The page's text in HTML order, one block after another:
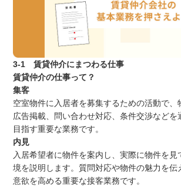
3-1 賃貸仲介にまつわる仕事
賃貸仲介の仕事って？
集客
空室物件に入居者を募集するための活動で、
広告掲載、問い合わせ対応、条件交渉などを
目指す重要な業務です。
内見
入居希望者に物件を案内し、実際に物件を見
境を説明します。質問対応や物件の魅力を伝
意欲を高める重要な接客業務です。